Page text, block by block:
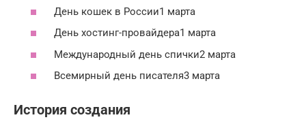
День кошек в России1 марта
День хостинг-провайдера1 марта
Международный день спички2 марта
Всемирный день писателя3 марта
История создания